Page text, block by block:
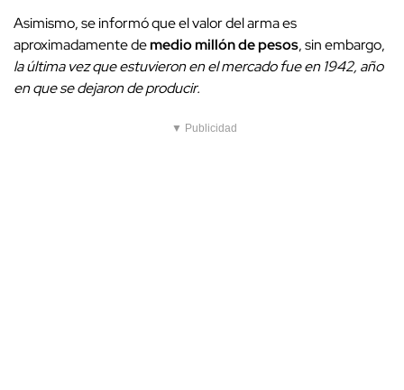
Asimismo, se informó que el valor del arma es
aproximadamente demedio millón de pesos, sin embargo,
la última vez que estuvieron en el mercado fue en 1942, año
en que se dejaron de producir.
▼ Publicidad